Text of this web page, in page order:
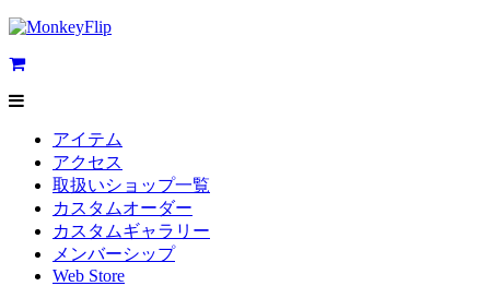
アイテム
アクセス
取扱いショップ一覧
カスタムオーダー
カスタムギャラリー
メンバーシップ
Web Store